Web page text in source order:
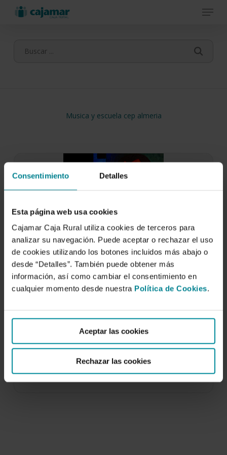
Consentimiento Detalles
Esta página web usa cookies
Cajamar Caja Rural utiliza cookies de terceros para
analizar su navegación. Puede aceptar o rechazar el uso
de cookies utilizando los botones incluidos más abajo o
desde “Detalles”. También puede obtener más
información, así como cambiar el consentimiento en
cualquier momento desde nuestra Política de Cookies.
Aceptar las cookies
Rechazar las cookies
Menu
Musica y escuela cep almeria
didáctica
6 de abril de 2006
es considerado el más importante intérprete de
este instrumento…